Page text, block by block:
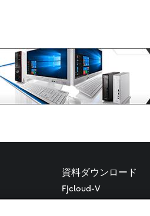
資料ダウンロード
FJcloud-V
FJcloud-O